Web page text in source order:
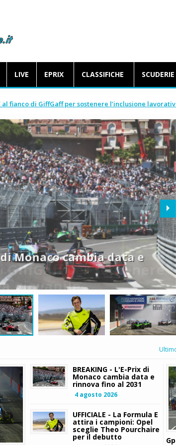
LIVE EPRIX CLASSIFICHE SCUDERIE
al fianco di GiffGaff per sostenere l’inclusione
di Monaco cambia data e
BREAKING - L'E-Prix di
Monaco cambia data e
rinnova fino al 2031
4 agosto 2026
UFFICIALE - La Formula E
attira i campioni: Opel
sceglie Theo Pourchaire
per il debutto